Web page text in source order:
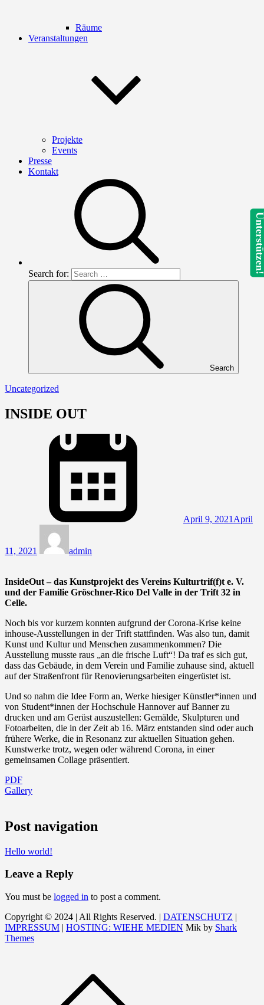
Räume
Veranstaltungen
Projekte
Events
Presse
Kontakt
Search for:
Search
Uncategorized
INSIDE OUT
April 9, 2021 April
11, 2021 admin
InsideOut – das Kunstprojekt des Vereins Kulturtrif(f)t e. V.
und der Familie Gröschner-Rico Del Valle in der Trift 32 in
Celle.
Noch bis vor kurzem konnten aufgrund der Corona-Krise keine
inhouse-Ausstellungen in der Trift stattfinden. Was also tun, damit
Kunst und Kultur und Menschen zusammenkommen? Die
Ausstellung musste raus „an die frische Luft“! Da traf es sich gut,
dass das Gebäude, in dem Verein und Familie zuhause sind, aktuell
auf der Straßenfront für Renovierungsarbeiten eingerüstet ist.
Und so nahm die Idee Form an, Werke hiesiger Künstler*innen und
von Student*innen der Hochschule Hannover auf Banner zu
drucken und am Gerüst auszustellen: Gemälde, Skulpturen und
Fotoarbeiten, die in der Zeit ab 16. März entstanden sind oder auch
frühere Werke, die in Resonanz zur aktuellen Situation gehen.
Kunstwerke trotz, wegen oder während Corona, in einer
gemeinsamen Collage präsentiert.
PDF
Gallery
Post navigation
Hello world!
Leave a Reply
You must be logged in to post a comment.
Copyright © 2024 | All Rights Reserved. | DATENSCHUTZ |
IMPRESSUM | HOSTING: WIEHE MEDIEN Mik by Shark
Themes